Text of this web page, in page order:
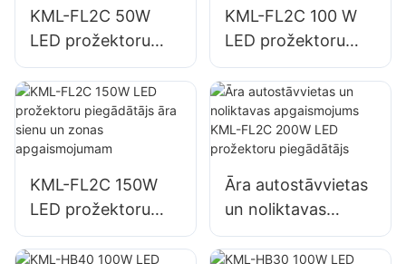
KML-FL2C 50W
LED prožektoru
piegādātājs āra
reklāmas stendiem
un lielizmēra
izkārtņu
KML-FL2C 100 W
LED prožektoru
piegādātājs āra
reklāmas stendiem
un lielizmēra
izkārtņu
KML-FL2C 150W
LED prožektoru
piegādātājs āra
sienu un zonas
Āra autostāvvietas
un noliktavas
apgaismojums
KML-FL2C 200W